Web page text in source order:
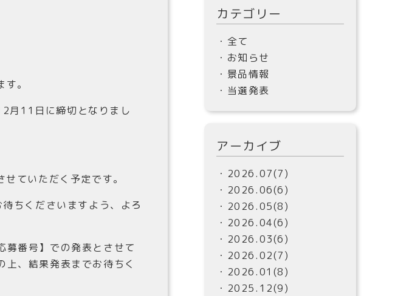
。
月11日に締切となりまし
ていただく予定です。
ちくださいますよう、よろ
番号】での発表とさせて
、結果発表までお待ちく
カテゴリー
・全て
・お知らせ
・景品情報
・当選発表
アーカイブ
・2026.07(7)
・2026.06(6)
・2026.05(8)
・2026.04(6)
・2026.03(6)
・2026.02(7)
・2026.01(8)
・2025.12(9)